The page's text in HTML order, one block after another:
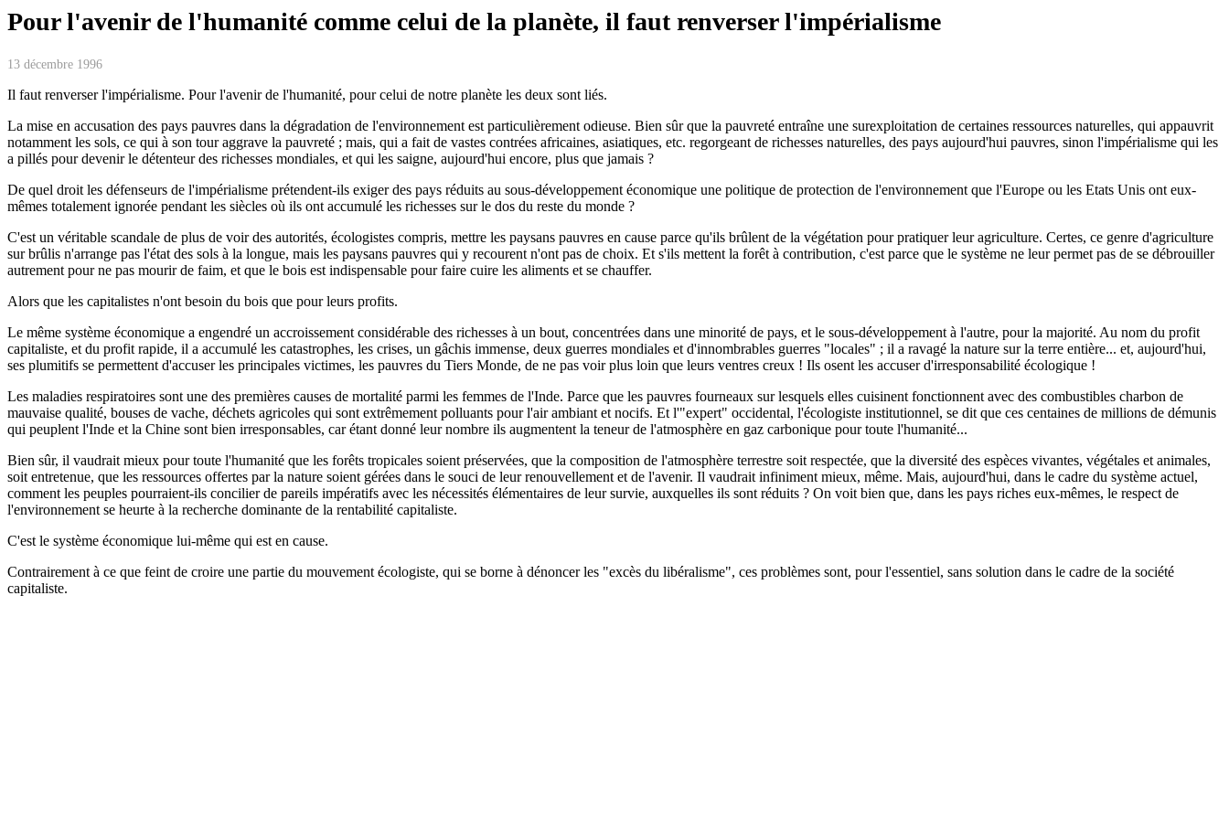
Pour l'avenir de l'humanité comme celui de la planète, il faut renverser l'impérialisme
13 décembre 1996
Il faut renverser l'impérialisme. Pour l'avenir de l'humanité, pour celui de notre planète les deux sont liés.
La mise en accusation des pays pauvres dans la dégradation de l'environnement est particulièrement odieuse. Bien sûr que la pauvreté entraîne une surexploitation de certaines ressources naturelles, qui appauvrit
notamment les sols, ce qui à son tour aggrave la pauvreté ; mais, qui a fait de vastes contrées africaines, asiatiques, etc. regorgeant de richesses naturelles, des pays aujourd'hui pauvres, sinon l'impérialisme qui les
a pillés pour devenir le détenteur des richesses mondiales, et qui les saigne, aujourd'hui encore, plus que jamais ?
De quel droit les défenseurs de l'impérialisme prétendent-ils exiger des pays réduits au sous-développement économique une politique de protection de l'environnement que l'Europe ou les Etats Unis ont eux-
mêmes totalement ignorée pendant les siècles où ils ont accumulé les richesses sur le dos du reste du monde ?
C'est un véritable scandale de plus de voir des autorités, écologistes compris, mettre les paysans pauvres en cause parce qu'ils brûlent de la végétation pour pratiquer leur agriculture. Certes, ce genre d'agriculture
sur brûlis n'arrange pas l'état des sols à la longue, mais les paysans pauvres qui y recourent n'ont pas de choix. Et s'ils mettent la forêt à contribution, c'est parce que le système ne leur permet pas de se débrouiller
autrement pour ne pas mourir de faim, et que le bois est indispensable pour faire cuire les aliments et se chauffer.
Alors que les capitalistes n'ont besoin du bois que pour leurs profits.
Le même système économique a engendré un accroissement considérable des richesses à un bout, concentrées dans une minorité de pays, et le sous-développement à l'autre, pour la majorité. Au nom du profit
capitaliste, et du profit rapide, il a accumulé les catastrophes, les crises, un gâchis immense, deux guerres mondiales et d'innombrables guerres "locales" ; il a ravagé la nature sur la terre entière... et, aujourd'hui,
ses plumitifs se permettent d'accuser les principales victimes, les pauvres du Tiers Monde, de ne pas voir plus loin que leurs ventres creux ! Ils osent les accuser d'irresponsabilité écologique !
Les maladies respiratoires sont une des premières causes de mortalité parmi les femmes de l'Inde. Parce que les pauvres fourneaux sur lesquels elles cuisinent fonctionnent avec des combustibles charbon de
mauvaise qualité, bouses de vache, déchets agricoles qui sont extrêmement polluants pour l'air ambiant et nocifs. Et l'"expert" occidental, l'écologiste institutionnel, se dit que ces centaines de millions de démunis
qui peuplent l'Inde et la Chine sont bien irresponsables, car étant donné leur nombre ils augmentent la teneur de l'atmosphère en gaz carbonique pour toute l'humanité...
Bien sûr, il vaudrait mieux pour toute l'humanité que les forêts tropicales soient préservées, que la composition de l'atmosphère terrestre soit respectée, que la diversité des espèces vivantes, végétales et animales,
soit entretenue, que les ressources offertes par la nature soient gérées dans le souci de leur renouvellement et de l'avenir. Il vaudrait infiniment mieux, même. Mais, aujourd'hui, dans le cadre du système actuel,
comment les peuples pourraient-ils concilier de pareils impératifs avec les nécessités élémentaires de leur survie, auxquelles ils sont réduits ? On voit bien que, dans les pays riches eux-mêmes, le respect de
l'environnement se heurte à la recherche dominante de la rentabilité capitaliste.
C'est le système économique lui-même qui est en cause.
Contrairement à ce que feint de croire une partie du mouvement écologiste, qui se borne à dénoncer les "excès du libéralisme", ces problèmes sont, pour l'essentiel, sans solution dans le cadre de la société
capitaliste.